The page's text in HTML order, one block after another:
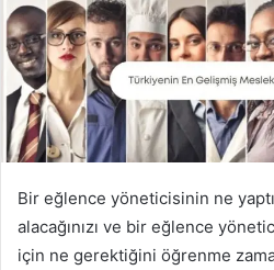
Bir eğlence yöneticisinin ne
alacağınızı ve bir eğlence
için ne gerektiğini öğrenme